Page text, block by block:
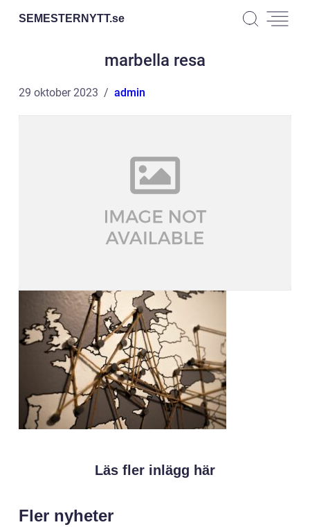
SEMESTERNYTT.se
marbella resa
29 oktober 2023 admin
Läs fler inlägg här
Fler nyheter